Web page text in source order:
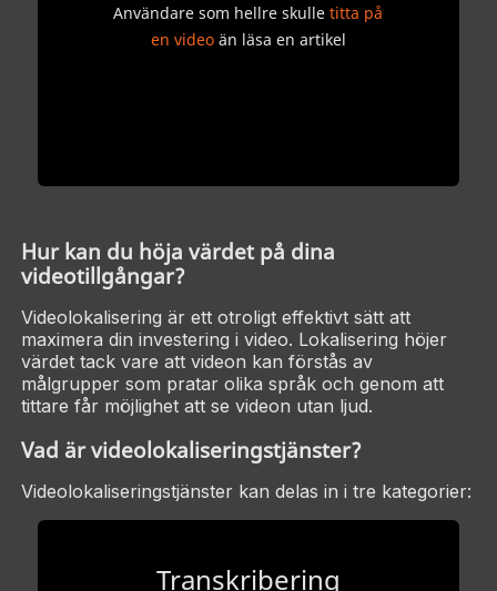
Användare som hellre skulletitta på
en videoän läsa en artikel
Hur kan du höja värdet på dina
videotillgångar?
Videolokalisering är ett otroligt effektivt sätt att
maximera din investering i video. Lokalisering höjer
värdet tack vare att videon kan förstås av
målgrupper som pratar olika språk och genom att
tittare får möjlighet att se videon utan ljud.
Vad är videolokaliseringstjänster?
Videolokaliseringstjänster kan delas in i tre kategorier:
Transkribering